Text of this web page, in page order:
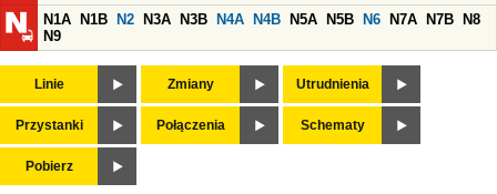
N1A
N1B N2 N3A N3B N4A N4B N5A N5B N6 N7A N7B
N8
N9
Linie Zmiany Utrudnienia
Przystanki Połączenia Schematy
Pobierz